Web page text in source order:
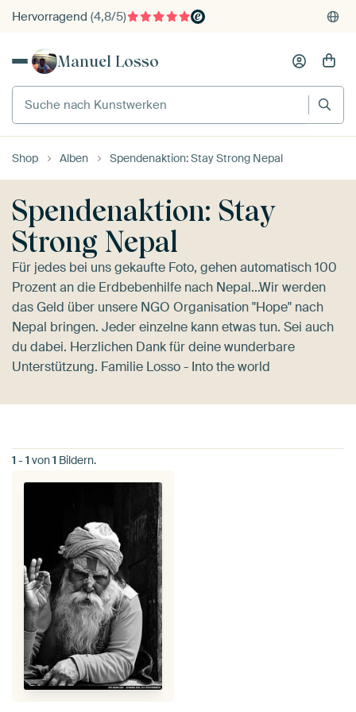
Hervorragend (4,8/5)
Kauf auf Rechnung
Individueller Druck auf Bestellung
Manuel Losso
Suche nach Kunstwerken
Shop Alben Spendenaktion: Stay Strong Nepal
Spendenaktion: Stay
Strong Nepal
Für jedes bei uns gekaufte Foto, gehen automatisch 100
Prozent an die Erdbebenhilfe nach Nepal...Wir werden
das Geld über unsere NGO Organisation "Hope" nach
Nepal bringen. Jeder einzelne kann etwas tun. Sei auch
du dabei. Herzlichen Dank für deine wunderbare
Unterstützung. Familie Losso - Into the world
1 - 1 von1 Bildern.